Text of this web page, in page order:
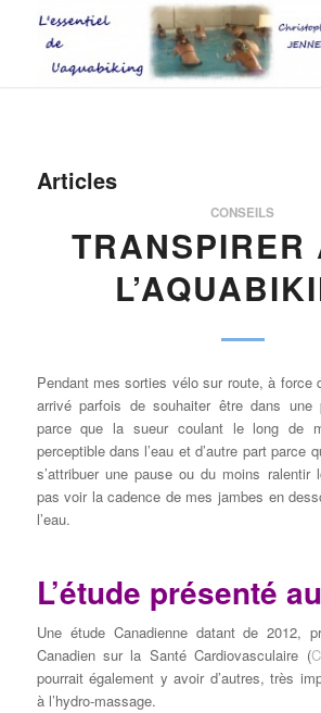
Articles
CONSEILS
TRANSPIRER
Pendant mes sorties vélo sur route, à force
arrivé parfois de souhaiter être dans une
parce que la sueur coulant le long de
perceptible dans l’eau et d’autre part parce
s’attribuer une pause ou du moins ralentir
pas voir la cadence de mes jambes en
l’eau.
L’étude présenté
Une étude Canadienne datant de 2012,
Canadien sur la Santé Cardiovasculaire (
pourrait également y avoir d’autres, très
à l’hydro-massage.